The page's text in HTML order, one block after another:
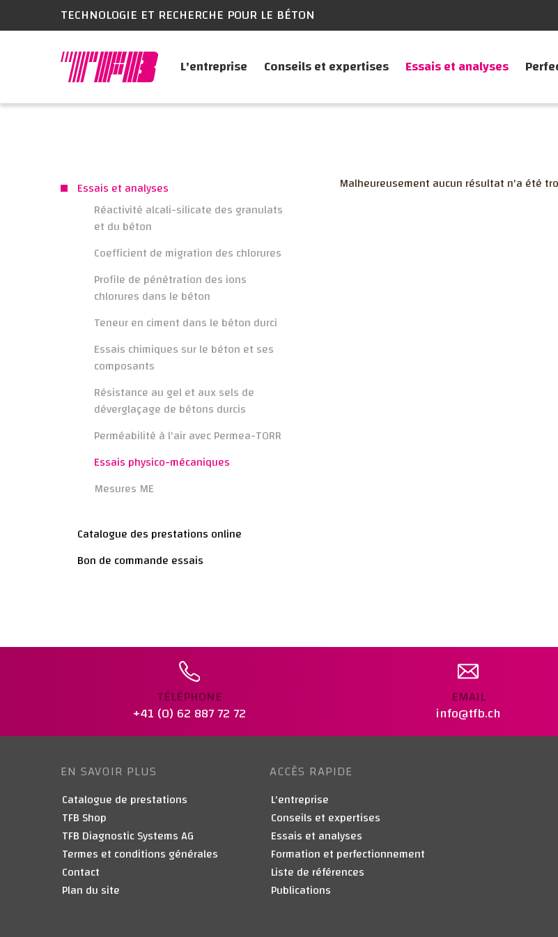
TECHNOLOGIE ET RECHERCHE POUR LE BÉTON
L'entreprise Conseils et expertises Essais et analyses
Essais et analyses
Réactivité alcali-silicate des granulats
et du béton
Coefficient de migration des chlorures
Profile de pénétration des ions
chlorures dans le béton
Teneur en ciment dans le béton durci
Essais chimiques sur le béton et ses
composants
Résistance au gel et aux sels de
déverglaçage de bétons durcis
Perméabilité à l'air avec Permea-TORR
Essais physico-mécaniques
Mesures ME
Catalogue des prestations online
Bon de commande essais
Malheureusement aucun résultat n'a été
TÉLÉPHONE
+41 (0) 62 887 72 72
EMAIL
info@tfb.ch
EN SAVOIR PLUS
Catalogue de prestations
TFB Shop
TFB Diagnostic Systems AG
Termes et conditions générales
Contact
Plan du site
ACCÈS RAPIDE
L'entreprise
Conseils et expertises
Essais et analyses
Formation et perfectionnement
Liste de références
Publications